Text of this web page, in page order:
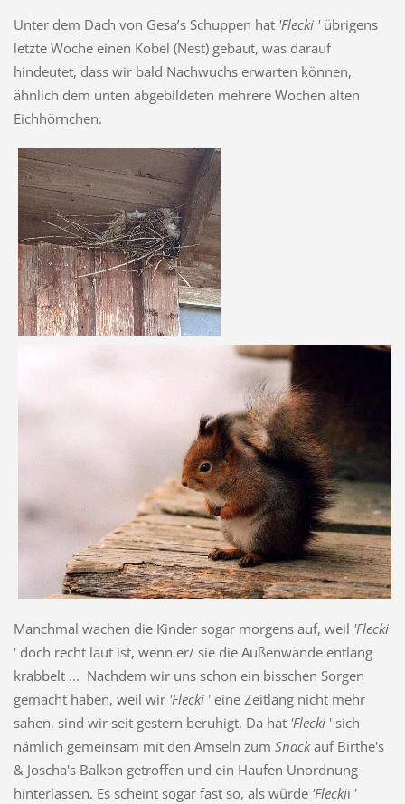
Unter dem Dach von Gesa’s Schuppen hat 'Flecki 'übrigens
letzte Woche einen Kobel (Nest) gebaut, was darauf
hindeutet, dass wir bald Nachwuchs erwarten können,
ähnlich dem unten abgebildeten mehrere Wochen alten
Eichhörnchen.
Manchmal wachen die Kinder sogar morgens auf, weil 'Flecki
' doch recht laut ist, wenn er/ sie die Außenwände entlang
krabbelt ... Nachdem wir uns schon ein bisschen Sorgen
gemacht haben, weil wir 'Flecki' eine Zeitlang nicht mehr
sahen, sind wir seit gestern beruhigt. Da hat 'Flecki' sich
nämlich gemeinsam mit den Amseln zum Snackauf Birthe's
& Joscha's Balkon getroffen und ein Haufen Unordnung
hinterlassen. Es scheint sogar fast so, als würde 'Fleckii '